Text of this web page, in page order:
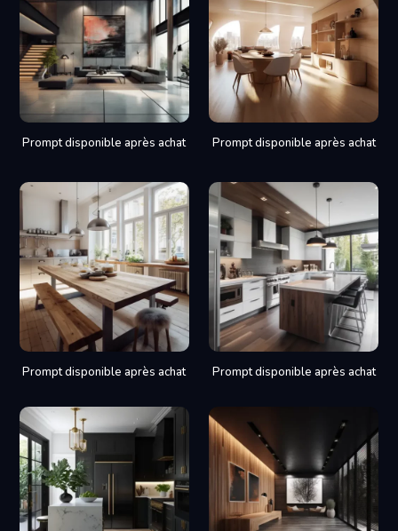
Prompt disponible après achat Prompt disponible après achat
Prompt disponible après achat Prompt disponible après achat